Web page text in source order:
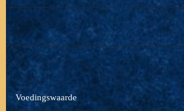
Voedingswaarde